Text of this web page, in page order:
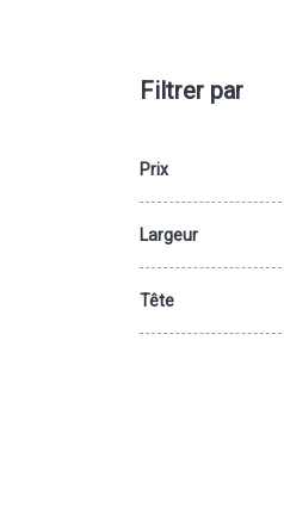
Filtrer par
Prix
Largeur
Tête